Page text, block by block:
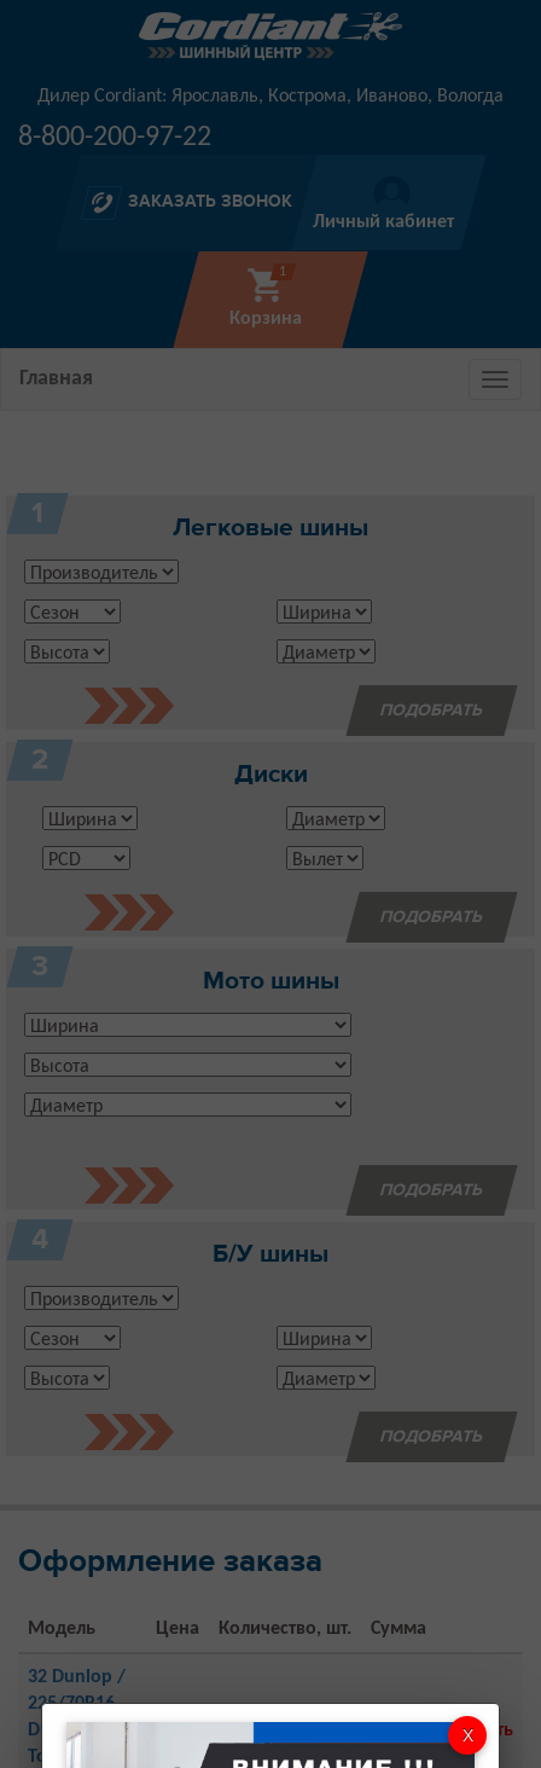
Дилер Cordiant: Ярославль, Кострома, Иваново, Вологда
8-800-200-97-22
ЗАКАЗАТЬ ЗВОНОК
Личный кабинет
1
Корзина
Главная
1 Легковые шины
2 Диски
3 Мото шины
4 Б/У шины
Оформление заказа
Модель Цена Количество, шт. Сумма
32 Dunlop /
225/70R16
Dunlop
Touring LT
Удалить